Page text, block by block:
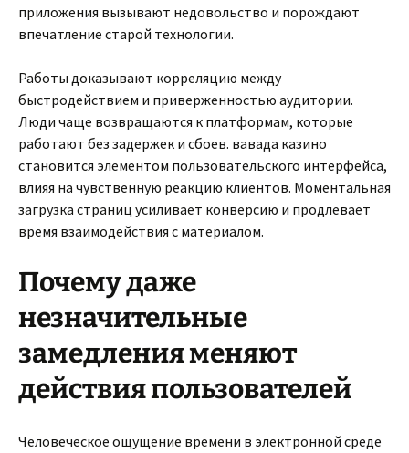
приложения вызывают недовольство и порождают
впечатление старой технологии.
Работы доказывают корреляцию между
быстродействием и приверженностью аудитории.
Люди чаще возвращаются к платформам, которые
работают без задержек и сбоев. вавада казино
становится элементом пользовательского интерфейса,
влияя на чувственную реакцию клиентов. Моментальная
загрузка страниц усиливает конверсию и продлевает
время взаимодействия с материалом.
Почему даже
незначительные
замедления меняют
действия пользователей
Человеческое ощущение времени в электронной среде